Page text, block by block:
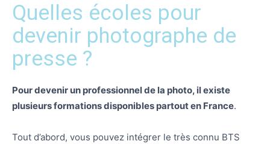
Quelles écoles pour
devenir photographe de
presse ?
Pour devenir un professionnel de la photo, il existe
plusieurs formations disponibles partout en France.
Tout d’abord, vous pouvez intégrer le très connu BTS